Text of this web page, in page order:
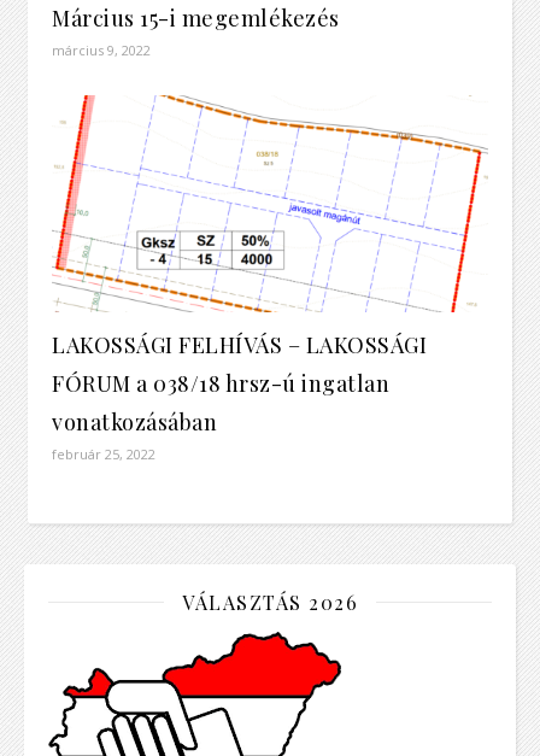
Március 15-i megemlékezés
március 9, 2022
LAKOSSÁGI FELHÍVÁS – LAKOSSÁGI
FÓRUM a 038/18 hrsz-ú ingatlan
vonatkozásában
február 25, 2022
VÁLASZTÁS 2026